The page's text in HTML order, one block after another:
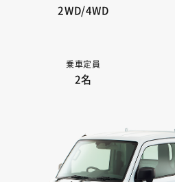
2WD/4WD
乗車定員
2名